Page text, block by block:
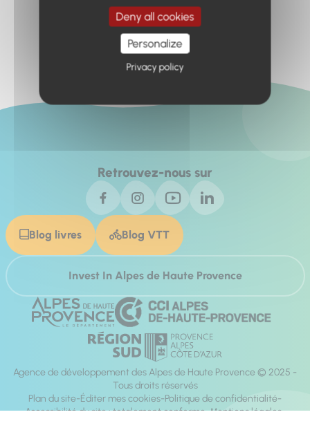
Retour à l'accueil
Retrouvez-nous sur
Blog livres Blog VTT
Invest In Alpes de Haute Provence
Agence de développement des Alpes de Haute Provence © 2025 -
Tous droits réservés
Plan du site Éditer mes cookies Politique de confidentialité
Accessibilité du site : totalement conforme Mentions légales
Deny all cookies
Personalize
Privacy policy